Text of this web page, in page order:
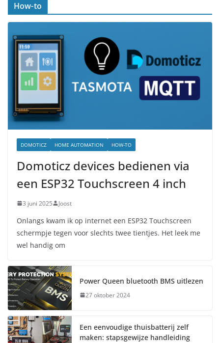
How-to
DOMOTICZ HOME AUTOMATION HOW-TO
Domoticz devices bedienen via
een ESP32 Touchscreen 4 inch
3 juni 2025 Joost
Onlangs kwam ik op internet een ESP32 Touchscreen
schermpje tegen voor slechts twee tientjes. Het leek me
wel handig om
Power Queen bluetooth BMS uitlezen
27 oktober 2024
Een eenvoudige thuisbatterij zelf
maken: stapsgewijze handleiding